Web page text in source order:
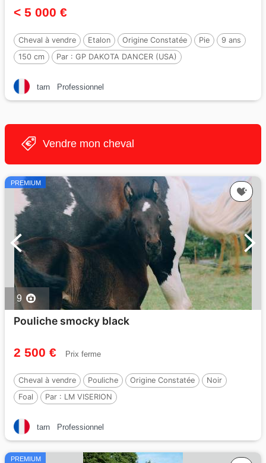
< 5 000 €
Cheval à vendre Etalon Origine Constatée Pie
9 ans
150 cm
Par : GP DAKOTA DANCER (USA)
tarn Professionnel
Vendre mon cheval
PREMIUM
9
Pouliche smocky black
2 500 € Prix ferme
Cheval à vendre Pouliche Origine Constatée
Noir
Foal
Par : LM VISERION
tarn Professionnel
PREMIUM